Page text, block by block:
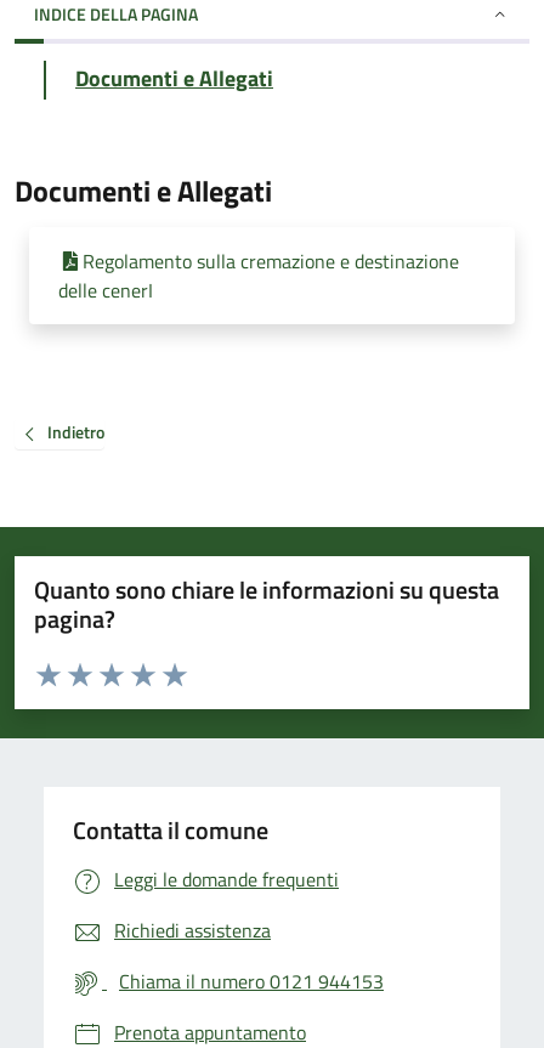
INDICE DELLA PAGINA
Documenti e Allegati
Documenti e Allegati
Regolamento sulla cremazione e destinazione
delle cenerI
Indietro
Quanto sono chiare le informazioni su questa
pagina?
Valuta da 1 a 5 stelle la pagina
Valuta 5 stelle su 5
Valuta 4 stelle su 5
Valuta 3 stelle su 5
Valuta 2 stelle su 5
Valuta 1 stelle su 5
Contatta il comune
Leggi le domande frequenti
Richiedi assistenza
Chiama il numero 0121 944153
Prenota appuntamento